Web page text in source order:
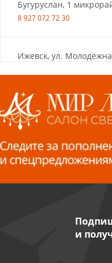
Бугуруслан, 1
8 927 072 72 30
Ижевск, ул.
Волжский, ул. Мира 47
8 927 255 38 33
Пенза, ул.
"Стройбери"
Миасс, ул. Романенко,
и